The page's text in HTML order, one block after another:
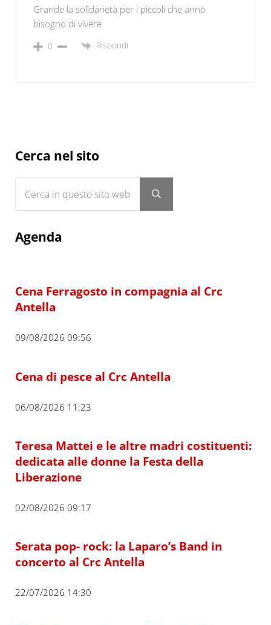
Grande la solidarietà per i piccoli che anno
bisogno di vivere
0 Rispondi
Sidebar
Cerca nel sito
Submit search
Agenda
Cena Ferragosto in compagnia al Crc
Antella
09/08/2026 09:56
Cena di pesce al Crc Antella
06/08/2026 11:23
Teresa Mattei e le altre madri costituenti:
dedicata alle donne la Festa della
Liberazione
02/08/2026 09:17
Serata pop- rock: la Laparo’s Band in
concerto al Crc Antella
22/07/2026 14:30